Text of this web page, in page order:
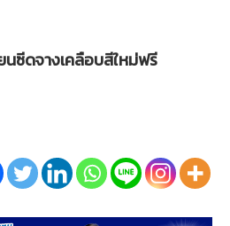
นซีดจางเคลือบสีใหม่ฟรี